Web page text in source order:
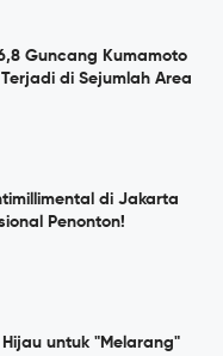
Guncang Kumamoto
di Sejumlah Area
di Jakarta
Penonton!
untuk "Melarang"